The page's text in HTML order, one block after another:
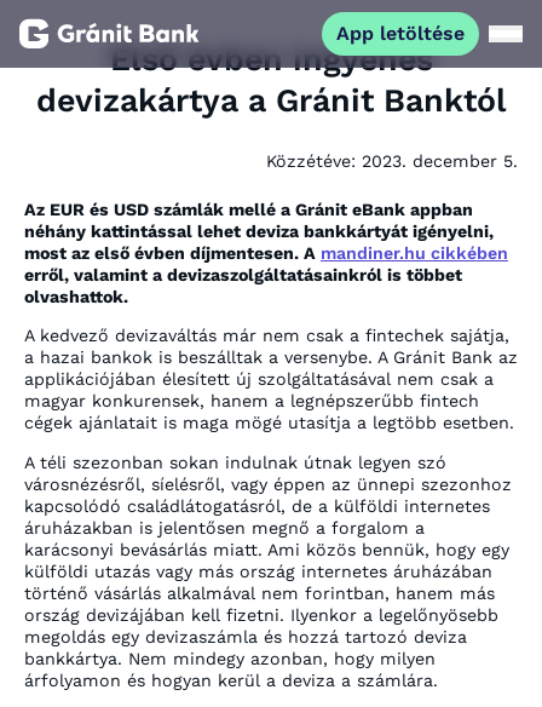
App letöltése
Magánszemélyeknek
Fiataloknak
Befektetőknek
Kapcsolat
Netbank App letöltése
Első évben ingyenes
devizakártya a Gránit Banktól
Közzétéve: 2023. december 5.
Az EUR és USD számlák mellé a Gránit eBank appban
néhány kattintással lehet deviza bankkártyát igényelni,
most az első évben díjmentesen. A mandiner.hu cikkében
erről, valamint a devizaszolgáltatásainkról is többet
olvashattok.
A kedvező devizaváltás már nem csak a fintechek sajátja,
a hazai bankok is beszálltak a versenybe. A Gránit Bank az
applikációjában élesített új szolgáltatásával nem csak a
magyar konkurensek, hanem a legnépszerűbb fintech
cégek ajánlatait is maga mögé utasítja a legtöbb esetben.
A téli szezonban sokan indulnak útnak legyen szó
városnézésről, síelésről, vagy éppen az ünnepi szezonhoz
kapcsolódó családlátogatásról, de a külföldi internetes
áruházakban is jelentősen megnő a forgalom a
karácsonyi bevásárlás miatt. Ami közös bennük, hogy egy
külföldi utazás vagy más ország internetes áruházában
történő vásárlás alkalmával nem forintban, hanem más
ország devizájában kell fizetni. Ilyenkor a legelőnyösebb
megoldás egy devizaszámla és hozzá tartozó deviza
bankkártya. Nem mindegy azonban, hogy milyen
árfolyamon és hogyan kerül a deviza a számlára.